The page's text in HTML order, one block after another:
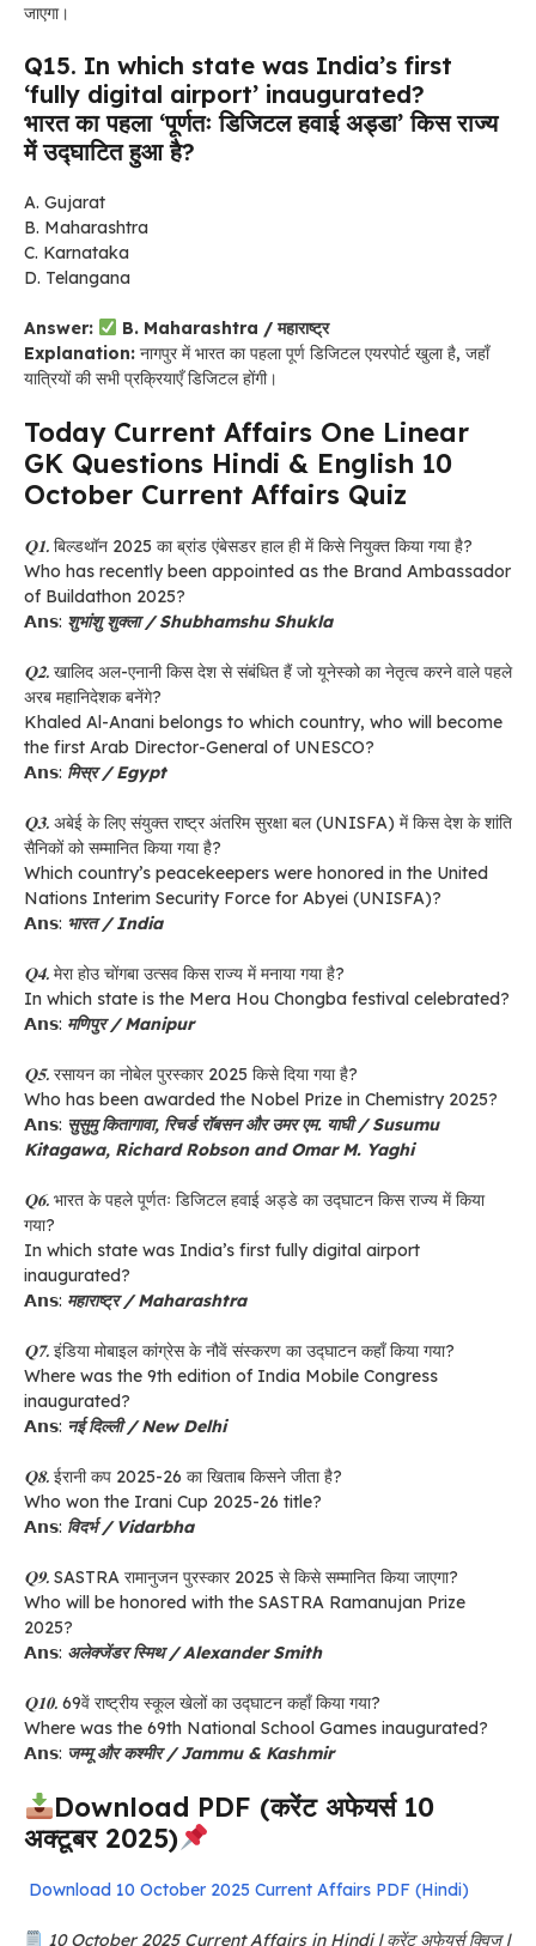
जाएगा।
Q15. In which state was India’s first
‘fully digital airport’ inaugurated?
भारत का पहला ‘पूर्णतः डिजिटल हवाई अड्डा’ किस राज्य
में उद्घाटित हुआ है?
A. Gujarat
B. Maharashtra
C. Karnataka
D. Telangana
Answer:
B. Maharashtra / महाराष्ट्र
Explanation: नागपुर में भारत का पहला पूर्ण डिजिटल एयरपोर्ट खुला है, जहाँ
यात्रियों की सभी प्रक्रियाएँ डिजिटल होंगी।
Today Current Affairs One Linear
GK Questions Hindi & English 10
October Current Affairs Quiz
𝐐𝟏. बिल्डथॉन 2025 का ब्रांड एंबेसडर हाल ही में किसे नियुक्त किया गया है?
Who has recently been appointed as the Brand Ambassador
of Buildathon 2025?
𝗔𝗻𝘀: शुभांशु शुक्ला / Shubhamshu Shukla
𝐐𝟐. खालिद अल-एनानी किस देश से संबंधित हैं जो यूनेस्को का नेतृत्व करने वाले पहले
अरब महानिदेशक बनेंगे?
Khaled Al-Anani belongs to which country, who will become
the first Arab Director-General of UNESCO?
𝗔𝗻𝘀: मिस्र / Egypt
𝐐𝟑. अबेई के लिए संयुक्त राष्ट्र अंतरिम सुरक्षा बल (UNISFA) में किस देश के शांति
सैनिकों को सम्मानित किया गया है?
Which country’s peacekeepers were honored in the United
Nations Interim Security Force for Abyei (UNISFA)?
𝗔𝗻𝘀: भारत / India
𝐐𝟒. मेरा होउ चोंगबा उत्सव किस राज्य में मनाया गया है?
In which state is the Mera Hou Chongba festival celebrated?
𝗔𝗻𝘀: मणिपुर / Manipur
𝐐𝟓. रसायन का नोबेल पुरस्कार 2025 किसे दिया गया है?
Who has been awarded the Nobel Prize in Chemistry 2025?
𝗔𝗻𝘀: सुसुमु कितागावा, रिचर्ड रॉबसन और उमर एम. याघी / Susumu
Kitagawa, Richard Robson and Omar M. Yaghi
𝐐𝟔. भारत के पहले पूर्णतः डिजिटल हवाई अड्डे का उद्घाटन किस राज्य में किया
गया?
In which state was India’s first fully digital airport
inaugurated?
𝗔𝗻𝘀: महाराष्ट्र / Maharashtra
𝐐𝟕. इंडिया मोबाइल कांग्रेस के नौवें संस्करण का उद्घाटन कहाँ किया गया?
Where was the 9th edition of India Mobile Congress
inaugurated?
𝗔𝗻𝘀: नई दिल्ली / New Delhi
𝐐𝟖. ईरानी कप 2025-26 का खिताब किसने जीता है?
Who won the Irani Cup 2025-26 title?
𝗔𝗻𝘀: विदर्भ / Vidarbha
𝐐𝟗. SASTRA रामानुजन पुरस्कार 2025 से किसे सम्मानित किया जाएगा?
Who will be honored with the SASTRA Ramanujan Prize
2025?
𝗔𝗻𝘀: अलेक्जेंडर स्मिथ / Alexander Smith
𝐐𝟏𝟎. 69वें राष्ट्रीय स्कूल खेलों का उद्घाटन कहाँ किया गया?
Where was the 69th National School Games inaugurated?
𝗔𝗻𝘀: जम्मू और कश्मीर / Jammu & Kashmir
Download PDF (करेंट अफेयर्स 10
अक्टूबर 2025)
Download 10 October 2025 Current Affairs PDF (Hindi)
10 October 2025 Current Affairs in Hindi | करेंट अफेयर्स क्विज |